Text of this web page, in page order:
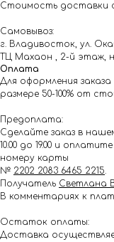
Стоимость доставки с
Самовывоз:
г. Владивосток, ул.
ТЦ Махаон , 2-й этаж,
Оплата
Для оформления
размере 50-100% от
Предоплата:
Сделайте заказ в
10.00 до 19.00 и
номеру карты
№ 2202 2083 6465 2215.
Получатель Светлана
В комментариях к
Остаток оплаты:
Доставка